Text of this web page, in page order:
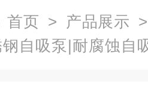
首页 > 产品展示
自吸泵|耐腐蚀自